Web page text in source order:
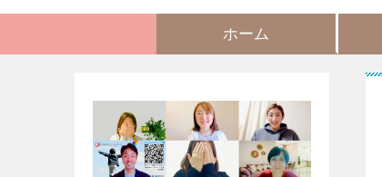
ホーム